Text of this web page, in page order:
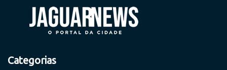
Categorias